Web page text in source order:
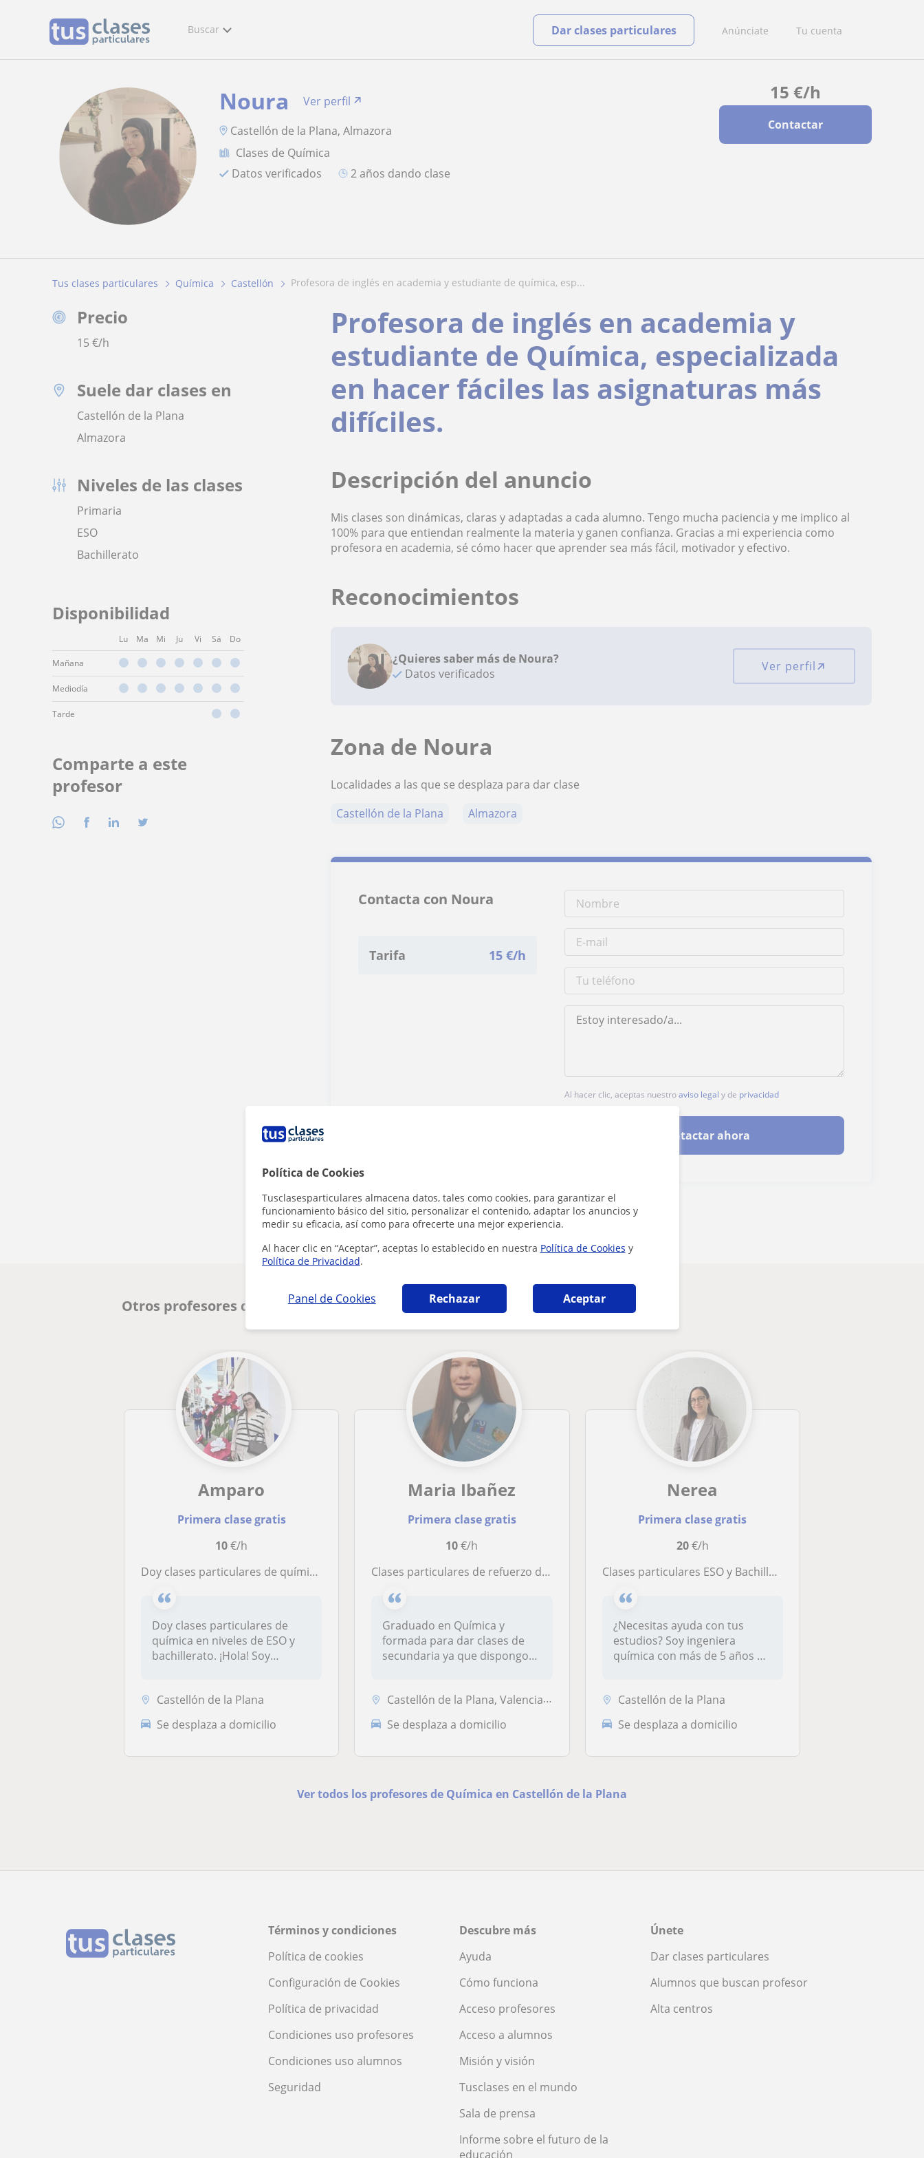
Política de Cookies
Tusclasesparticulares almacena datos, tales como cookies, para garantizar el
funcionamiento básico del sitio, personalizar el contenido, adaptar los anuncios y
medir su eficacia, así como para ofrecerte una mejor experiencia.
Al hacer clic en “Aceptar”, aceptas lo establecido en nuestra Política de Cookies y
Política de Privacidad.
Panel de Cookies Rechazar Aceptar
Buscar Anúnciate Tu cuenta
Dar clases particulares
15 €/h
Contactar
Noura
Ver perfil
Castellón de la Plana, Almazora
Clases de Química
Datos verificados
2 años dando clase
Tus clases particulares Química Castellón profesora de inglés en academia y estudiante de química, esp...
Precio
15€/h
Suele dar clases en
Castellón de la Plana
Almazora
Niveles de las clases
Primaria
ESO
Bachillerato
Disponibilidad
Lu Ma Mi Ju Vi Sá Do
Mañana
Mediodía
Tarde
Comparte a este
profesor
Profesora de inglés en academia y
estudiante de Química, especializada
en hacer fáciles las asignaturas más
difíciles.
Descripción del anuncio
Mis clases son dinámicas, claras y adaptadas a cada alumno. Tengo mucha paciencia y me implico al
100% para que entiendan realmente la materia y ganen confianza. Gracias a mi experiencia como
profesora en academia, sé cómo hacer que aprender sea más fácil, motivador y efectivo.
Reconocimientos
¿Quieres saber más de Noura?
Datos verificados
Ver perfil
Zona de Noura
Localidades a las que se desplaza para dar clase
Castellón de la Plana
Almazora
Contacta con Noura
Tarifa 15 €/h
Al hacer clic, aceptas nuestroaviso legal y de privacidad
Contactar ahora
¿Hay algún error en este perfil?Cuéntanos
Otros profesores de Química en Castellón de la Plana que pueden interesarte
Amparo
Primera clase gratis
10€/h
Doy clases particulares de química en niveles de ESO y bachillerato
Doy clases particulares de
química en niveles de ESO y
bachillerato. ¡Hola! Soy
Castellón de la Plana
Se desplaza a domicilio
Maria Ibañez
Primera clase gratis
10€/h
Clases particulares de refuerzo de ciencias
Graduado en Química y
formada para dar clases de
secundaria ya que dispongo
Castellón de la Plana, Valencia Capital
Se desplaza a domicilio
Nerea
Primera clase gratis
20€/h
Clases particulares ESO y Bachiller - Especializada en Ciencias
¿Necesitas ayuda con tus
estudios? Soy ingeniera
química con más de 5 años de
Castellón de la Plana
Se desplaza a domicilio
Ver todos los profesores de Química en Castellón de la Plana
Términos y condiciones
Política de cookies
Configuración de Cookies
Política de privacidad
Condiciones uso profesores
Condiciones uso alumnos
Seguridad
Descubre más
Ayuda
Cómo funciona
Acceso profesores
Acceso a alumnos
Misión y visión
Tusclases en el mundo
Sala de prensa
Informe sobre el futuro de la
educación
Únete
Dar clases particulares
Alumnos que buscan profesor
Alta centros